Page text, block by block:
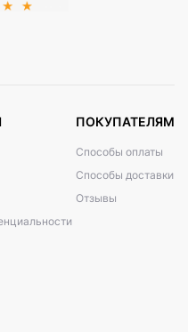
ПОКУПАТЕЛЯМ
Способы оплаты
Способы доставки
Отзывы